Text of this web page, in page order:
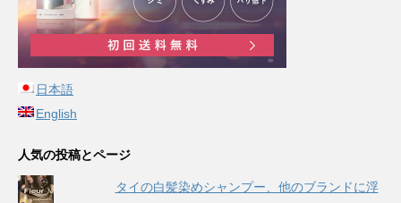
日本語
English
人気の投稿とページ
タイの白髪染めシャンプー、他のブランドに浮